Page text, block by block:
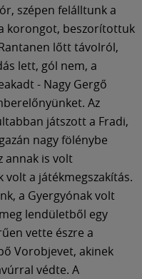
szépen felálltunk a
korongot, beszorítottuk
lőtt távolról,
lett, gól nem, a
- Nagy Gergő
Az
játszott a Fradi,
nagy fölénybe
annak is volt
volt a játékmegszakítás.
a Gyergyónak volt
lendületből egy
vette észre a
Vorobjevet, akinek
védte. A